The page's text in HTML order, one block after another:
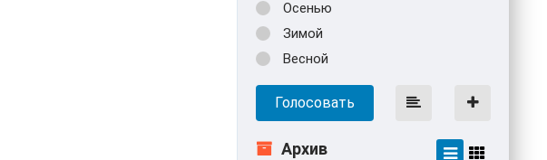
Осенью
Зимой
Весной
Голосовать
Архив